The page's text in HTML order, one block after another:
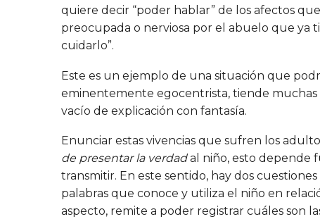
quiere decir “poder hablar” de los afectos
preocupada o nerviosa por el abuelo que ya
cuidarlo”.
Este es un ejemplo de una situación que
eminentemente egocentrista, tiende muchas
vacío de explicación con fantasía.
Enunciar estas vivencias que sufren los
de presentar la verdadal niño, esto depende
transmitir. En este sentido, hay dos
palabras que conoce y utiliza el niño en
aspecto, remite a poder registrar cuáles son